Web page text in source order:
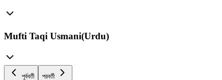
Mufti Taqi Usmani(Urdu)
পূর্ববর্তী পরবর্তী